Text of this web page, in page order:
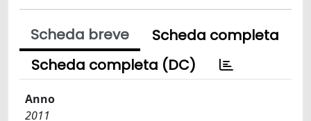
Scheda breve
Scheda completa
Scheda completa (DC)
Anno
2011